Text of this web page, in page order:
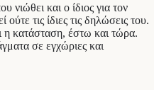
νιώθει και ο ίδιος για τον
ούτε τις ίδιες τις δηλώσεις του.
κατάσταση, έστω και τώρα.
σε εγχώριες και